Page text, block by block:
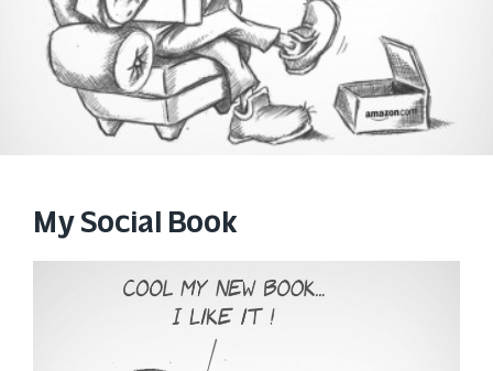
My Social Book